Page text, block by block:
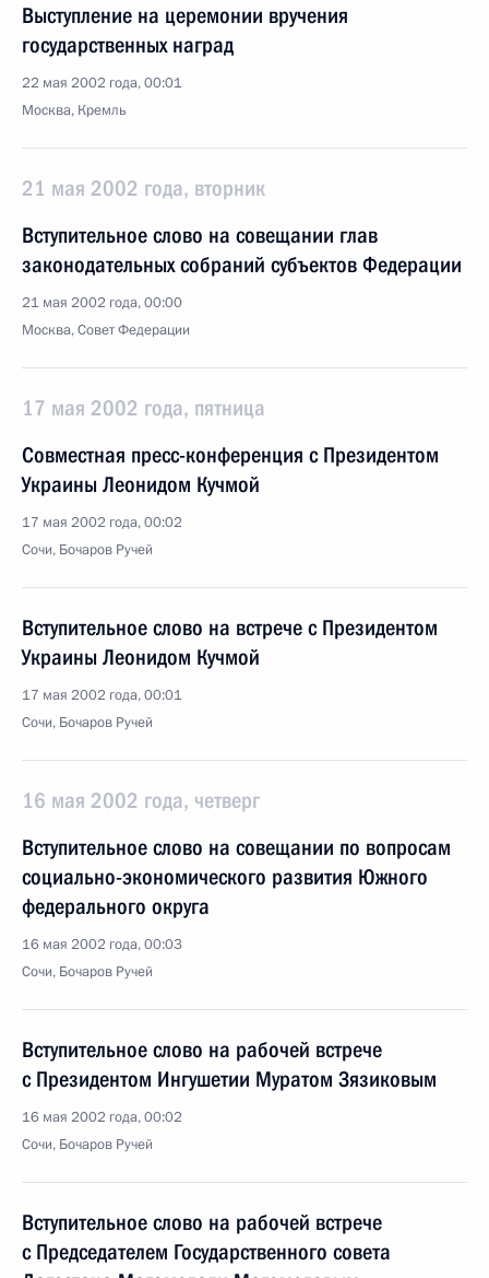
Выступление на церемонии вручения
государственных наград
22 мая 2002 года, 00:01
Москва, Кремль
21 мая 2002 года, вторник
Вступительное слово на совещании глав
законодательных собраний субъектов Федерации
21 мая 2002 года, 00:00
Москва, Совет Федерации
17 мая 2002 года, пятница
Совместная пресс-конференция с Президентом
Украины Леонидом Кучмой
17 мая 2002 года, 00:02
Сочи, Бочаров Ручей
Вступительное слово на встрече с Президентом
Украины Леонидом Кучмой
17 мая 2002 года, 00:01
Сочи, Бочаров Ручей
16 мая 2002 года, четверг
Вступительное слово на совещании по вопросам
социально-экономического развития Южного
федерального округа
16 мая 2002 года, 00:03
Сочи, Бочаров Ручей
Вступительное слово на рабочей встрече
с Президентом Ингушетии Муратом Зязиковым
16 мая 2002 года, 00:02
Сочи, Бочаров Ручей
Вступительное слово на рабочей встрече
с Председателем Государственного совета